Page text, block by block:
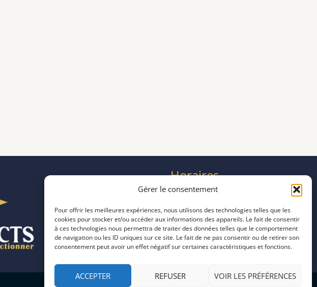
Gérer le consentement
Pour offrir les meilleures expériences, nous utilisons des technologies telles que les
cookies pour stocker et/ou accéder aux informations des appareils. Le fait de consentir
à ces technologies nous permettra de traiter des données telles que le comportement
de navigation ou les ID uniques sur ce site. Le fait de ne pas consentir ou de retirer son
consentement peut avoir un effet négatif sur certaines caractéristiques et fonctions.
ACCEPTER REFUSER VOIR LES PRÉFÉRENCES
Horaires
mardi 11:00–23:00
jeudi 11:00–23:00
vendredi 11:00–23:00
samedi 11:00–20:00
dimanche 11:00–20:00